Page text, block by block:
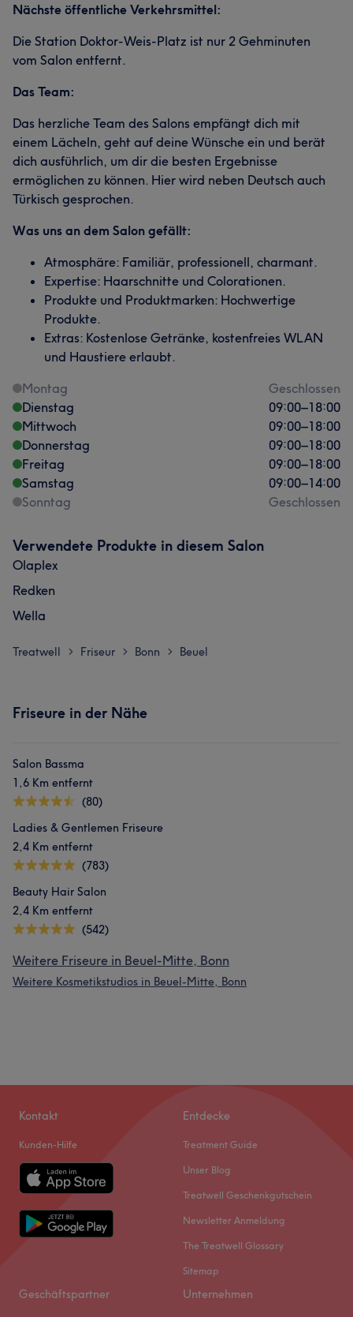
Nächste öffentliche Verkehrsmittel:
Die Station Doktor-Weis-Platz ist nur 2 Gehminuten
vom Salon entfernt.
Das Team:
Das herzliche Team des Salons empfängt dich mit
einem Lächeln, geht auf deine Wünsche ein und berät
dich ausführlich, um dir die besten Ergebnisse
ermöglichen zu können. Hier wird neben Deutsch auch
Türkisch gesprochen.
Was uns an dem Salon gefällt:
Atmosphäre: Familiär, professionell, charmant.
Expertise: Haarschnitte und Colorationen.
Produkte und Produktmarken: Hochwertige
Produkte.
Extras: Kostenlose Getränke, kostenfreies WLAN
und Haustiere erlaubt.
Montag
Geschlossen
Dienstag
09:00–18:00
Mittwoch
09:00–18:00
Donnerstag
09:00–18:00
Freitag
09:00–18:00
Samstag
09:00–14:00
Sonntag
Geschlossen
Verwendete Produkte in diesem Salon
Olaplex
Redken
Wella
Treatwell > Friseur > Bonn > Beuel
Friseure in der Nähe
Salon Bassma
1,6 Km entfernt
(80)
Ladies & Gentlemen Friseure
2,4 Km entfernt
(783)
Beauty Hair Salon
2,4 Km entfernt
(542)
Weitere Friseure in Beuel-Mitte, Bonn
Weitere Kosmetikstudios in Beuel-Mitte, Bonn
Kontakt
Kunden-Hilfe
Entdecke
Treatment Guide
Unser Blog
Treatwell Geschenkgutschein
Newsletter Anmeldung
The Treatwell Glossary
Sitemap
Geschäftspartner Unternehmen